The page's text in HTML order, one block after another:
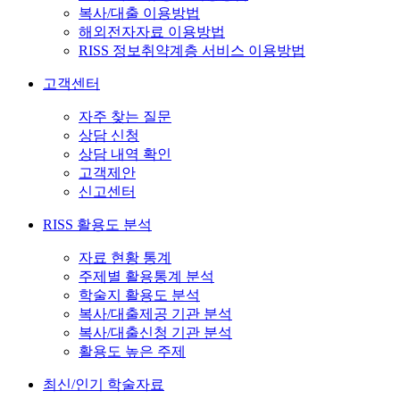
복사/대출 이용방법
해외전자자료 이용방법
RISS 정보취약계층 서비스 이용방법
고객센터
자주 찾는 질문
상담 신청
상담 내역 확인
고객제안
신고센터
RISS 활용도 분석
자료 현황 통계
주제별 활용통계 분석
학술지 활용도 분석
복사/대출제공 기관 분석
복사/대출신청 기관 분석
활용도 높은 주제
최신/인기 학술자료